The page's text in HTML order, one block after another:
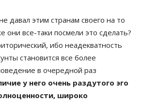
давал этим странам своего на то
они все-таки посмели это сделать?
ибо неадекватность
становится все более
в очередной раз
у него очень раздутого эго
широко